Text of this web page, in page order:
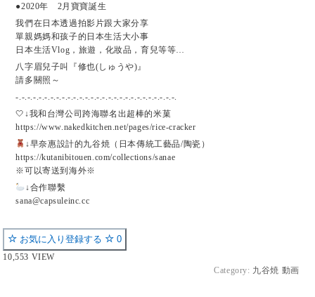
●2020年 2月寶寶誕生
我們在日本透過拍影片跟大家分享
單親媽媽和孩子的日本生活大小事
日本生活Vlog，旅遊，化妝品，育兒等等…
八字眉兒子叫『修也(しゅうや)』
請多關照～
-.-.-.-.-.-.-.-.-.-.-.-.-.-.-.-.-.-.-.-.-.-.-.-.-.-.-.-.
🤍↓我和台灣公司跨海聯名出超棒的米菓
https://www.nakedkitchen.net/pages/rice-cracker
↓早奈惠設計的九谷焼（日本傳統工藝品/陶瓷）
https://kutanibitouen.com/collections/sanae
※可以寄送到海外※
↓合作聯繫
sana@capsuleinc.cc
お気に入り登録する 0
10,553 VIEW
Category: 九谷焼 動画